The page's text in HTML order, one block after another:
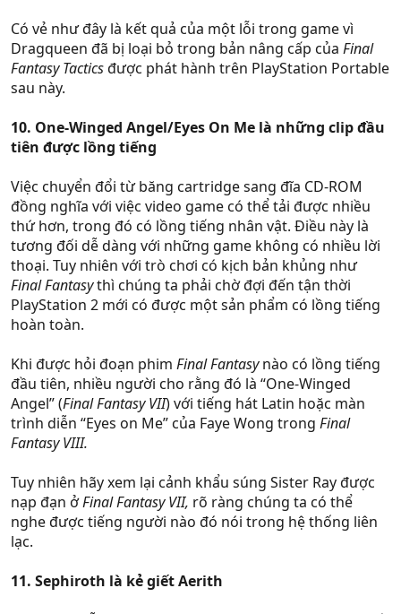
Có vẻ như đây là kết quả của một lỗi trong game vì
Dragqueen đã bị loại bỏ trong bản nâng cấp của Final
Fantasy Tacticsđược phát hành trên PlayStation Portable
sau này.
10. One-Winged Angel/Eyes On Me là những clip đầu
tiên được lồng tiếng
Việc chuyển đổi từ băng cartridge sang đĩa CD-ROM
đồng nghĩa với việc video game có thể tải được nhiều
thứ hơn, trong đó có lồng tiếng nhân vật. Điều này là
tương đối dễ dàng với những game không có nhiều lời
thoại. Tuy nhiên với trò chơi có kịch bản khủng như
Final Fantasythì chúng ta phải chờ đợi đến tận thời
PlayStation 2 mới có được một sản phẩm có lồng tiếng
hoàn toàn.
Khi được hỏi đoạn phim Final Fantasynào có lồng tiếng
đầu tiên, nhiều người cho rằng đó là “One-Winged
Angel” (Final Fantasy VII) với tiếng hát Latin hoặc màn
trình diễn “Eyes on Me” của Faye Wong trong Final
Fantasy VIII.
Tuy nhiên hãy xem lại cảnh khẩu súng Sister Ray được
nạp đạn ởFinal Fantasy VII, rõ ràng chúng ta có thể
nghe được tiếng người nào đó nói trong hệ thống liên
lạc.
11. Sephiroth là kẻ giết Aerith